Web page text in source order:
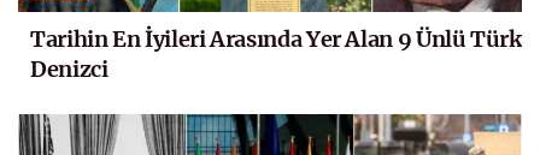
Tarihin En İyileri Arasında Yer Alan 9 Ünlü Türk
Denizci